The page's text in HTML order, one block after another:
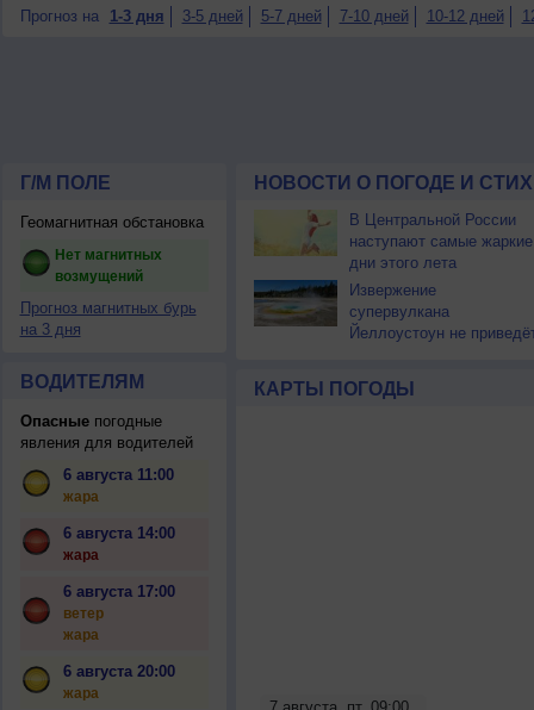
Прогноз на 1-3 дня 3-5 дней 5-7 дней 7-10 дней 10-12 дней
Г/М ПОЛЕ
Геомагнитная обстановка
Нет магнитных
возмущений
Прогноз магнитных бурь
на 3 дня
ВОДИТЕЛЯМ
Опасныепогодные
явления для водителей
6 августа 11:00
жара
6 августа 14:00
жара
6 августа 17:00
ветер
жара
6 августа 20:00
жара
НОВОСТИ О ПОГОДЕ И
В Центральной России
наступают самые жаркие
дни этого лета
Извержение
супервулкана
Йеллоустоун не
КАРТЫ ПОГОДЫ